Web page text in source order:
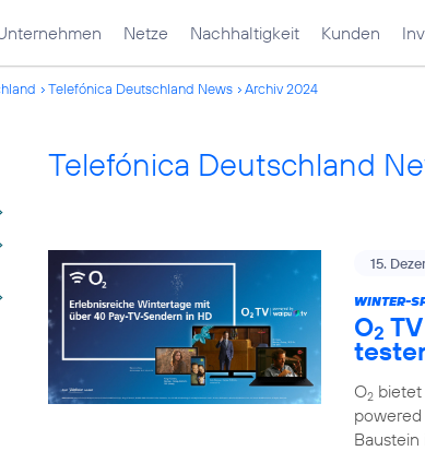
Netze Nachhaltigkeit Kunden
Telefónica Deutschland News Archiv 2024
Telefónica Deutschland
15.
WINTER-
O2
O2
powered